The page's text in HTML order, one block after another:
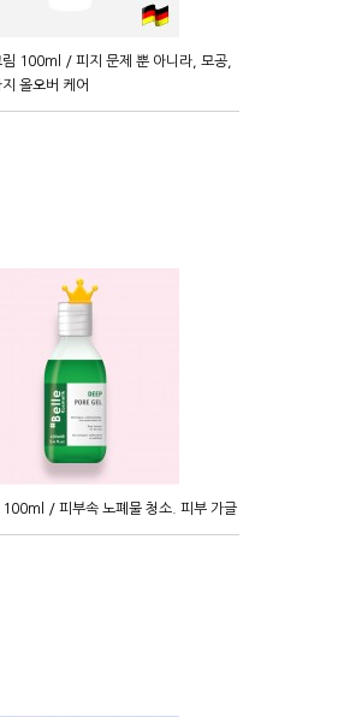
림 100ml / 피지 문제 뿐 아니라, 모공,
올오버 케어
100ml / 피부속 노폐물 청소. 피부 가글